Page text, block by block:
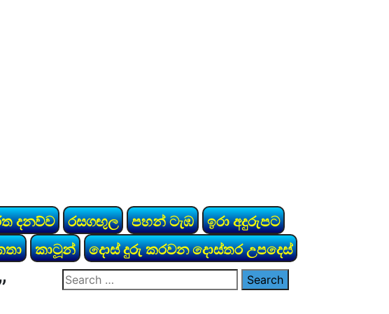
දනව්ව රසගඟුල පහන් ටැඹ
ඉරා අදුරුපට
කාටූන් දොස් දුරු කරවන දොස්තර උපදෙස්
Search
for: